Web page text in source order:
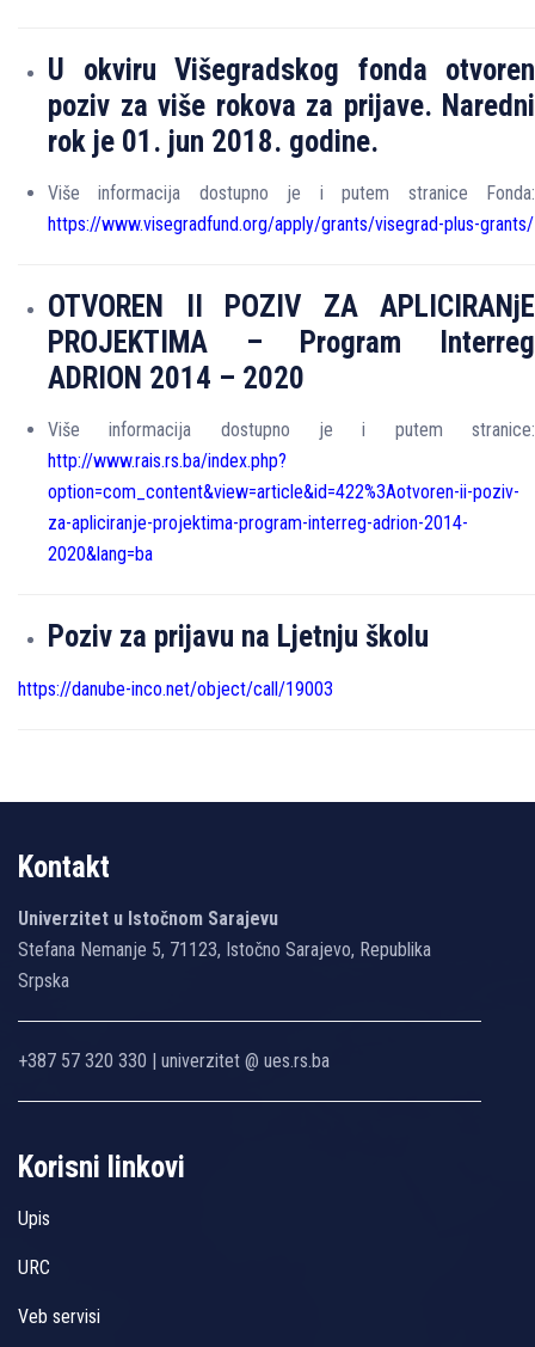
U okviru Višegradskog fonda otvoren
poziv za više rokova za prijave. Naredni
rok je 01. jun 2018. godine.
Više informacija dostupno je i putem stranice Fonda:
https://www.visegradfund.org/apply/grants/visegrad-plus-grants/
OTVOREN II POZIV ZA APLICIRANjE
PROJEKTIMA – Program Interreg
ADRION 2014 – 2020
Više informacija dostupno je i putem stranice:
http://www.rais.rs.ba/index.php?
option=com_content&view=article&id=422%3Aotvoren-ii-poziv-
za-apliciranje-projektima-program-interreg-adrion-2014-
2020&lang=ba
Poziv za prijavu na Ljetnju školu
https://danube-inco.net/object/call/19003
Kontakt
Univerzitet u Istočnom Sarajevu
Stefana Nemanje 5, 71123, Istočno Sarajevo, Republika
Srpska
+387 57 320 330 | univerzitet @ ues.rs.ba
Korisni linkovi
Upis
URC
Veb servisi